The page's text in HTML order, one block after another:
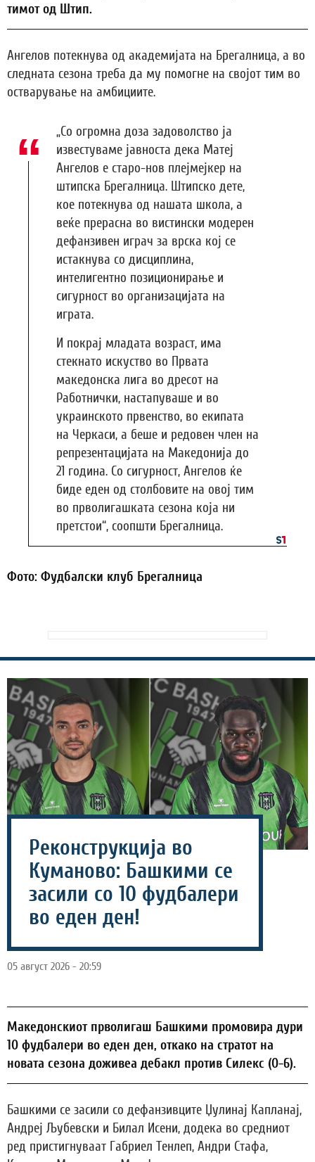
тимот од Штип.
Ангелов потекнува од академијата на Брегалница, а во
следната сезона треба да му помогне на својот тим во
остварување на амбициите.
„Со огромна доза задоволство ја
известуваме јавноста дека Матеј
Ангелов е старо-нов плејмејкер на
штипска Брегалница. Штипско дете,
кое потекнува од нашата школа, а
веќе прерасна во вистински модерен
дефанзивен играч за врска кој се
истакнува со дисциплина,
интелигентно позиционирање и
сигурност во организацијата на
играта.
И покрај младата возраст, има
стекнато искуство во Првата
македонска лига во дресот на
Работнички, настапуваше и во
украинското првенство, во екипата
на Черкаси, а беше и редовен член на
репрезентацијата на Македонија до
21 година. Со сигурност, Ангелов ќе
биде еден од столбовите на овој тим
во прволигашката сезона која ни
претстои“, соопшти Брегалница.
Фото: Фудбалски клуб Брегалница
Реконструкција во
Куманово: Башкими се
засили со 10 фудбалери
во еден ден!
05 август 2026 - 20:59
Македонскиот прволигаш Башкими промовира дури
10 фудбалери во еден ден, откако на стратот на
новата сезона доживеа дебакл против Силекс (0-6).
Башкими се засили со дефанзивците Џулинај Капланај,
Андреј Љубевски и Билал Исени, додека во средниот
ред пристигнуваат Габриел Тенлеп, Андри Стафа,